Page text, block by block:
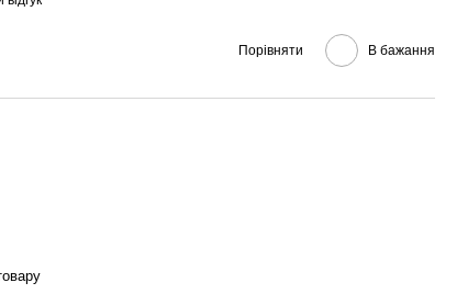
Порівняти В бажання